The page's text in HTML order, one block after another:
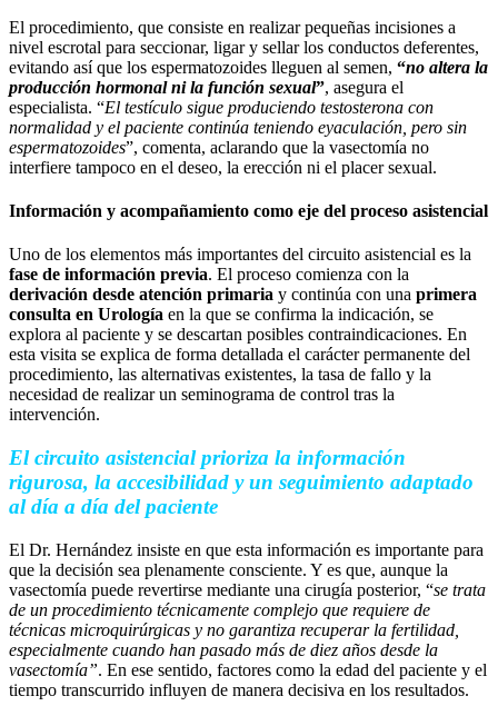
El procedimiento, que consiste en realizar pequeñas incisiones a
nivel escrotal para seccionar, ligar y sellar los conductos deferentes,
evitando así que los espermatozoides lleguen al semen, “no altera la
producción hormonal ni la función sexual”, asegura el
especialista. “El testículo sigue produciendo testosterona con
normalidad y el paciente continúa teniendo eyaculación, pero sin
espermatozoides”, comenta, aclarando que la vasectomía no
interfiere tampoco en el deseo, la erección ni el placer sexual.
Información y acompañamiento como eje del proceso asistencial
Uno de los elementos más importantes del circuito asistencial es la
fase de información previa. El proceso comienza con la
derivación desde atención primaria y continúa con una primera
consulta en Urología en la que se confirma la indicación, se
explora al paciente y se descartan posibles contraindicaciones. En
esta visita se explica de forma detallada el carácter permanente del
procedimiento, las alternativas existentes, la tasa de fallo y la
necesidad de realizar un seminograma de control tras la
intervención.
El circuito asistencial prioriza la información
rigurosa, la accesibilidad y un seguimiento adaptado
al día a día del paciente
El Dr. Hernández insiste en que esta información es importante para
que la decisión sea plenamente consciente. Y es que, aunque la
vasectomía puede revertirse mediante una cirugía posterior, “se trata
de un procedimiento técnicamente complejo que requiere de
técnicas microquirúrgicas y no garantiza recuperar la fertilidad,
especialmente cuando han pasado más de diez años desde la
vasectomía”. En ese sentido, factores como la edad del paciente y el
tiempo transcurrido influyen de manera decisiva en los resultados.